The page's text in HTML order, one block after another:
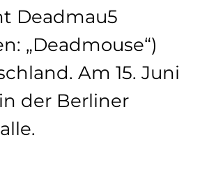
Deadmau5
„Deadmouse“)
Am 15. Juni
der Berliner